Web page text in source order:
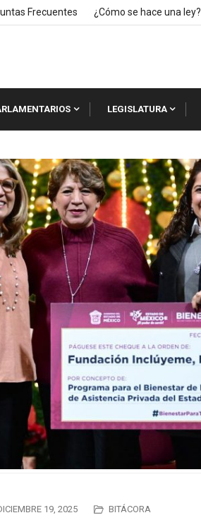
Frecuentes ¿Cómo se hace una ley?
LEGISLATURA
19, 2025 BITÁCORA